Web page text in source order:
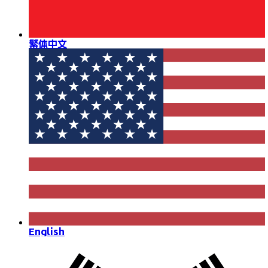
繁体中文
English